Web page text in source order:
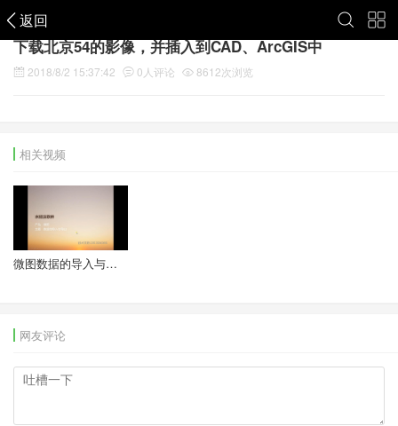
返回
下载北京54的影像，并插入到CAD、ArcGIS中
2018/8/2 15:37:42 0 人评论 8612次浏览
相关视频
微图数据的导入与导出
网友评论